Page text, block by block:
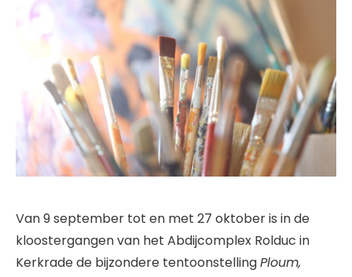
Van 9 september tot en met 27 oktober is in de
kloostergangen van het Abdijcomplex Rolduc in
Kerkrade de bijzondere tentoonstellingPloum,